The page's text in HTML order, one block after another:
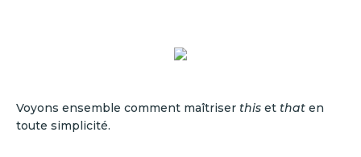
Voyons ensemble comment maîtriser this et that en
toute simplicité.